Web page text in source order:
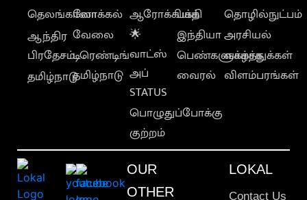
தெலங்கானா
ஆந்திர
பிரதேசம்
தமிழ்நாடு
லோக்கல்
வேலை
டிரெண்டிங்
தமிழ்நாடு
ஆரோக்கியம்
🌟
வாட்ஸ்
அப்
STATUS
பொழுதுப்போக்கு
குற்றம்
பக்தி
இந்தியா
பெண்களுக்காக
வைரல்
தொழில்நுட்பம்
அரசியல்
வாழ்த்துக்கள்
விளம்பரங்கள்
OUR
OTHER
LOKAL
Contact Us